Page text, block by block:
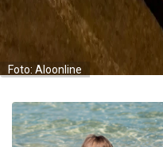
Foto: Aloonline